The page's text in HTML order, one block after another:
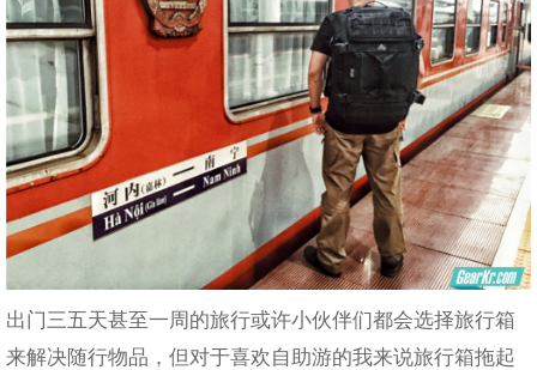
出门三五天甚至一周的旅行或许小伙伴们都会选择旅行箱
来解决随行物品，但对于喜欢自助游的我来说旅行箱拖起